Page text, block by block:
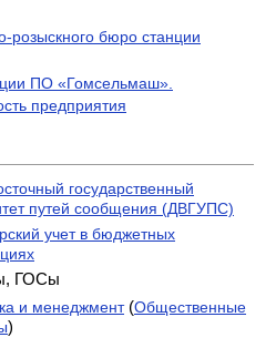
розыскного бюро станции
ПО «Гомсельмаш».
предприятия
государственный
путей сообщения (ДВГУПС)
учет в бюджетных
ГОСы
и менеджмент(Общественные
)